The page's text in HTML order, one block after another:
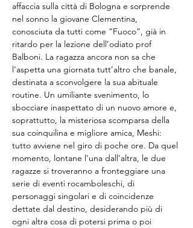
affaccia sulla città di Bologna e sorprende
nel sonno la giovane Clementina,
conosciuta da tutti come “Fuoco”, già in
ritardo per la lezione dell’odiato prof
Balboni. La ragazza ancora non sa che
l’aspetta una giornata tutt’altro che banale,
destinata a sconvolgere la sua abituale
routine. Un umiliante svenimento, lo
sbocciare inaspettato di un nuovo amore e,
soprattutto, la misteriosa scomparsa della
sua coinquilina e migliore amica, Meshi:
tutto avviene nel giro di poche ore. Da quel
momento, lontane l’una dall’altra, le due
ragazze si troveranno a fronteggiare una
serie di eventi rocamboleschi, di
personaggi singolari e di coincidenze
dettate dal destino, desiderando più di
ogni altra cosa di potersi prima o poi